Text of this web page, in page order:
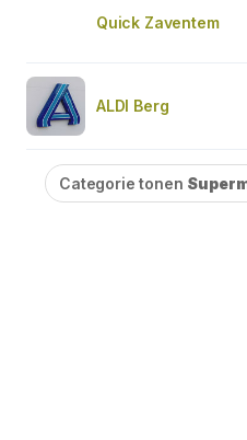
Quick Zaventem
ALDI Berg
Categorie tonen